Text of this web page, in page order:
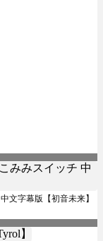
文字幕版【初音未来】